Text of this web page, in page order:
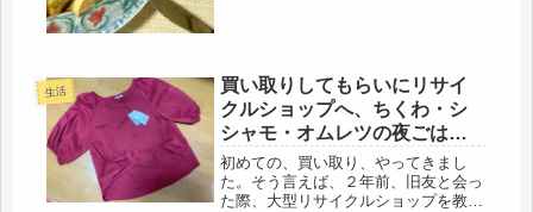
生活
買い取りしてもらいにリサイ
クルショップへ、ちくわ・シ
シャモ・オムレツの夜ごは
ん。
初めての、買い取り、やってきまし
た。そう言えば、２年前、旧友と会っ
た際、大型リサイクルショップを教え